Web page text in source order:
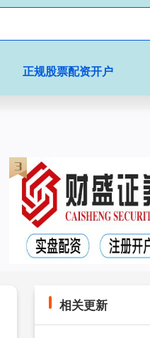
正规股票配资开户
相关更新